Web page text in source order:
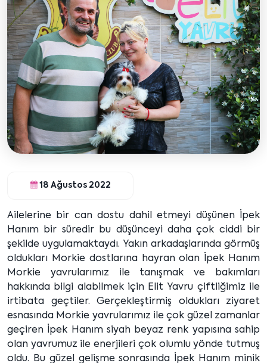
18 Ağustos 2022
Ailelerine bir can dostu dahil etmeyi düşünen İpek
Hanım bir süredir bu düşünceyi daha çok ciddi bir
şekilde uygulamaktaydı. Yakın arkadaşlarında görmüş
oldukları Morkie dostlarına hayran olan İpek Hanım
Morkie yavrularımız ile tanışmak ve bakımları
hakkında bilgi alabilmek için Elit Yavru çiftliğimiz ile
irtibata geçtiler. Gerçekleştirmiş oldukları ziyaret
esnasında Morkie yavrularımız ile çok güzel zamanlar
geçiren İpek Hanım siyah beyaz renk yapısına sahip
olan yavrumuz ile enerjileri çok olumlu yönde tutmuş
oldu. Bu güzel gelişme sonrasında İpek Hanım minik